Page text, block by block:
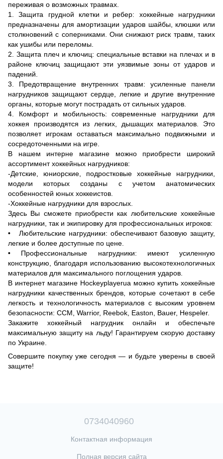
переживая о возможных травмах.
1. Защита грудной клетки и ребер: хоккейные нагрудники
предназначены для амортизации ударов шайбы, клюшки или
столкновений с соперниками. Они снижают риск травм, таких
как ушибы или переломы.
2. Защита плеч и ключиц: специальные вставки на плечах и в
районе ключиц защищают эти уязвимые зоны от ударов и
падений.
3. Предотвращение внутренних травм: усиленные панели
нагрудников защищают сердце, легкие и другие внутренние
органы, которые могут пострадать от сильных ударов.
4. Комфорт и мобильность: современные нагрудники для
хоккея производятся из легких, дышащих материалов. Это
позволяет игрокам оставаться максимально подвижными и
сосредоточенными на игре.
В нашем интерне магазине можно приобрести широкий
ассортимент хоккейных нагрудников:
-Детские, юниорские, подростковые хоккейные нагрудники,
модели которых созданы с учетом анатомических
особенностей юных хоккеистов.
-Хоккейные нагрудники для взрослых.
Здесь Вы сможете приобрести как любительские хоккейные
нагрудники, так и экипировку для профессиональных игроков:
• Любительские нагрудники: обеспечивают базовую защиту,
легкие и более доступные по цене.
• Профессиональные нагрудники: имеют усиленную
конструкцию, благодаря использованию высокотехнологичных
материалов для максимального поглощения ударов.
В интернет магазине Hockeyplayerua можно купить хоккейные
нагрудники качественных брендов, которые сочетают в себе
легкость и технологичность материалов с высоким уровнем
безопасности: ССM, Warrior, Reebok, Easton, Bauer, Hespeler.
Закажите хоккейный нагрудник онлайн и обеспечьте
максимальную защиту на льду! Гарантируем скорую доставку
по Украине.
Совершите покупку уже сегодня — и будьте уверены в своей
защите!
0734040960
Контактная информация
Полная версия сайта